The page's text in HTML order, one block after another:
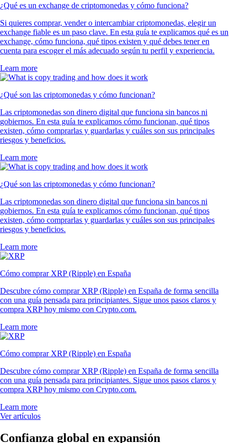
¿Qué es un exchange de criptomonedas y cómo funciona?
Si quieres comprar, vender o intercambiar criptomonedas, elegir un
exchange fiable es un paso clave. En esta guía te explicamos qué es un
exchange, cómo funciona, qué tipos existen y qué debes tener en
cuenta para escoger el más adecuado según tu perfil y experiencia.
Learn more
¿Qué son las criptomonedas y cómo funcionan?
Las criptomonedas son dinero digital que funciona sin bancos ni
gobiernos. En esta guía te explicamos cómo funcionan, qué tipos
existen, cómo comprarlas y guardarlas y cuáles son sus principales
riesgos y beneficios.
Learn more
¿Qué son las criptomonedas y cómo funcionan?
Las criptomonedas son dinero digital que funciona sin bancos ni
gobiernos. En esta guía te explicamos cómo funcionan, qué tipos
existen, cómo comprarlas y guardarlas y cuáles son sus principales
riesgos y beneficios.
Learn more
Cómo comprar XRP (Ripple) en España
Descubre cómo comprar XRP (Ripple) en España de forma sencilla
con una guía pensada para principiantes. Sigue unos pasos claros y
compra XRP hoy mismo con Crypto.com.
Learn more
Cómo comprar XRP (Ripple) en España
Descubre cómo comprar XRP (Ripple) en España de forma sencilla
con una guía pensada para principiantes. Sigue unos pasos claros y
compra XRP hoy mismo con Crypto.com.
Learn more
Ver artículos
Confianza global en expansión